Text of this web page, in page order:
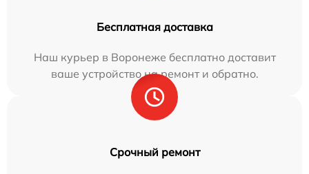
Бесплатная доставка
Наш курьер в Воронеже бесплатно доставит
ваше устройство на ремонт и обратно.
Срочный ремонт